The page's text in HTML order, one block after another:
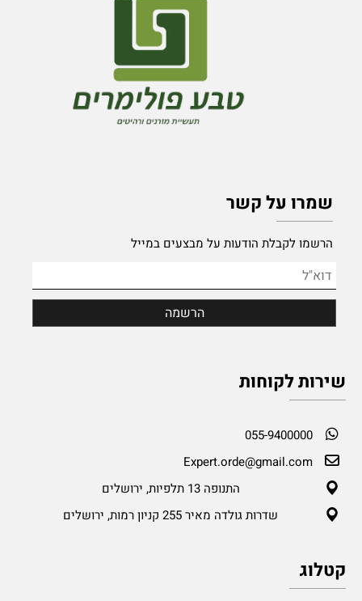
שמרו על קשר
הרשמו לקבלת הודעות על מבצעים במייל
שירות לקוחות
055-9400000
Expert.orde@gmail.com
התנופה 13 תלפיות, ירושלים
שדרות גולדה מאיר 255 קניון רמות, ירושלים
קטלוג